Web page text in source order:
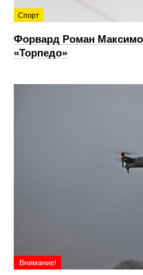
Спорт
Форвард Роман
«Торпедо»
Внимание!